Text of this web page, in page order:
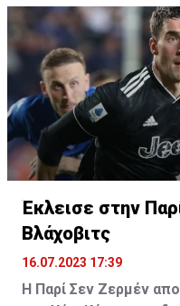
Έκλεισε στην
Βλάχοβιτς
16.07.2023 17:39
Η Παρί Σεν Ζερμέν